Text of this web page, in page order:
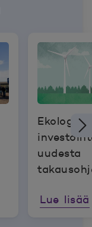
uudesta
Lue lisää